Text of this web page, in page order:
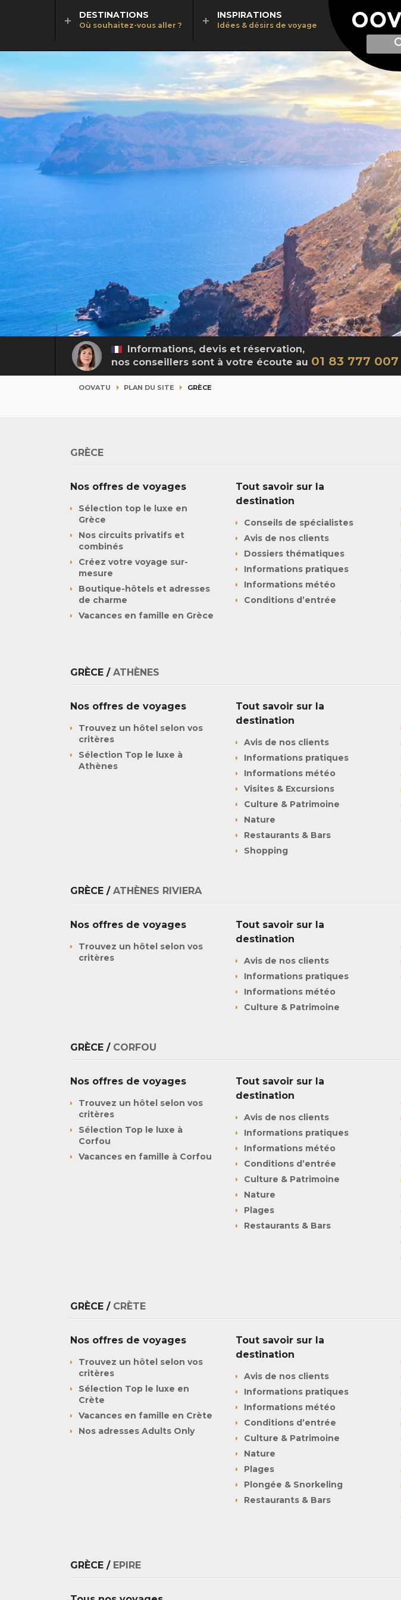
Afficher
recherche
Recherche
DESTINATIONS
Où souhaitez-vous aller ?
INSPIRATIONS
Idées & désirs de voyage
Informations, devis et réservation,
nos conseillers sont à votre écoute au 01 83 777 007
OOVATU PLAN DU SITE GRÈCE
GRÈCE
Nos offres de voyages
Sélection top le luxe en
Grèce
Nos circuits privatifs et
combinés
Créez votre voyage sur-
mesure
Boutique-hôtels et adresses
de charme
Vacances en famille en Grèce
Tout savoir sur la
destination
Conseils de spécialistes
Avis de nos clients
Dossiers thématiques
Informations pratiques
Informations météo
Conditions d’entrée
GRÈCE / ATHÈNES
Nos offres de voyages
Trouvez un hôtel selon vos
critères
Sélection Top le luxe à
Athènes
Tout savoir sur la
destination
Avis de nos clients
Informations pratiques
Informations météo
Visites & Excursions
Culture & Patrimoine
Nature
Restaurants & Bars
Shopping
GRÈCE / ATHÈNES RIVIERA
Nos offres de voyages
Trouvez un hôtel selon vos
critères
Tout savoir sur la
destination
Avis de nos clients
Informations pratiques
Informations météo
Culture & Patrimoine
GRÈCE / CORFOU
Nos offres de voyages
Trouvez un hôtel selon vos
critères
Sélection Top le luxe à
Corfou
Vacances en famille à Corfou
Tout savoir sur la
destination
Avis de nos clients
Informations pratiques
Informations météo
Conditions d’entrée
Culture & Patrimoine
Nature
Plages
Restaurants & Bars
GRÈCE / CRÈTE
Nos offres de voyages
Trouvez un hôtel selon vos
critères
Sélection Top le luxe en
Crète
Vacances en famille en Crète
Nos adresses Adults Only
Tout savoir sur la
destination
Avis de nos clients
Informations pratiques
Informations météo
Conditions d’entrée
Culture & Patrimoine
Nature
Plages
Plongée & Snorkeling
Restaurants & Bars
GRÈCE / EPIRE